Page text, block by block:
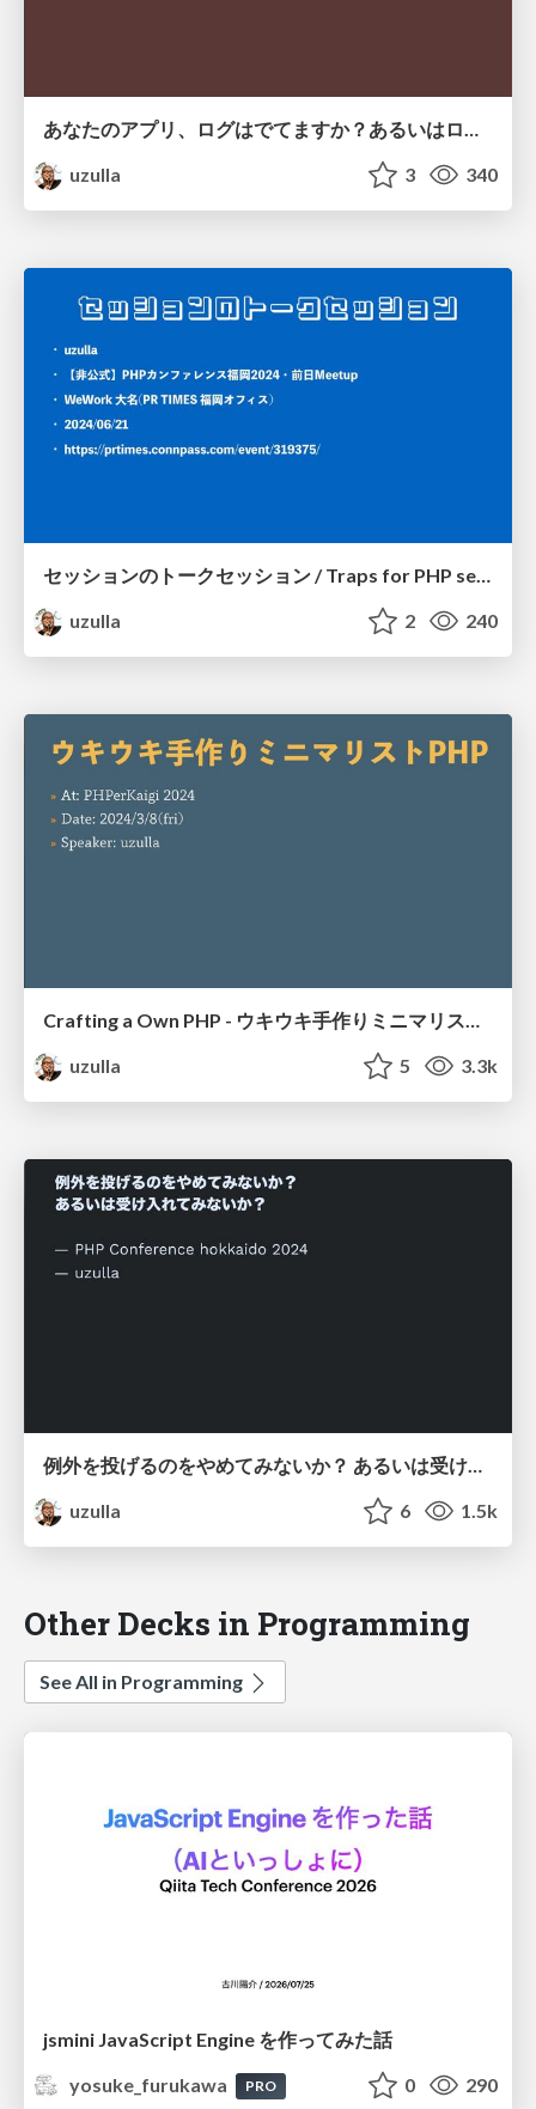
あなたのアプリ、ログはでてますか？あるいはログをだしてますか？ (Funabashi.dev用 軽量版)
uzulla
3 340
uzulla
2 240
Crafting a Own PHP - ウキウキ手作りミニマリストPHP
uzulla
5 3.3k
例外を投げるのをやめてみないか？ あるいは受け入れてみないか？ - How to use exceptions other than throwing
uzulla
6 1.5k
Other Decks in Programming
See All in Programming
jsmini JavaScript Engine を作ってみた話
yosuke_furukawa
PRO 0 290